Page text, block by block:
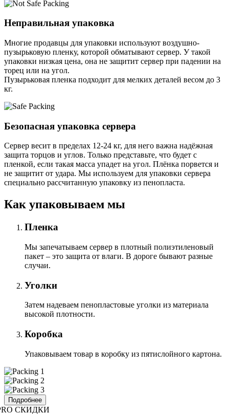
Неправильная упаковка
Многие продавцы для упаковки используют воздушно-
пузырьковую пленку, которой обматывают сервер. У такой
упаковки низкая цена, она не защитит сервер при падении на
торец или на угол.
Пузырьковая пленка подходит для мелких деталей весом до 3
кг.
Безопасная упаковка сервера
Сервер весит в пределах 12-24 кг, для него важна надёжная
защита торцов и углов. Только представьте, что будет с
пленкой, если такая масса упадет на угол. Плёнка порвется и
не защитит от удара. Мы используем для упаковки сервера
специально расcчитанную упаковку из пенопласта.
Как упаковываем мы
Пленка
Мы запечатываем сервер в плотный полиэтиленовый
пакет – это защита от влаги. В дороге бывают разные
случаи.
Уголки
Затем надеваем пенопластовые уголки из материала
высокой плотности.
Коробка
Упаковываем товар в коробку из пятислойного картона.
Подробнее
СКИДКИ